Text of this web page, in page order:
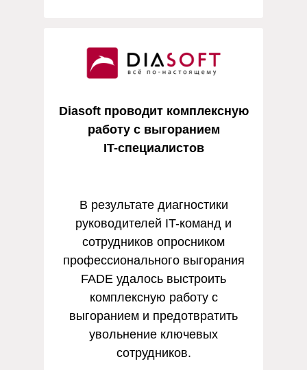
В результате диагностики
руководителей IT-команд и
сотрудников опросником
профессионального выгорания
FADE удалось выстроить
комплексную работу с
выгоранием и предотвратить
увольнение ключевых
сотрудников.
Diasoft проводит комплексную
работу с выгоранием
IT-специалистов